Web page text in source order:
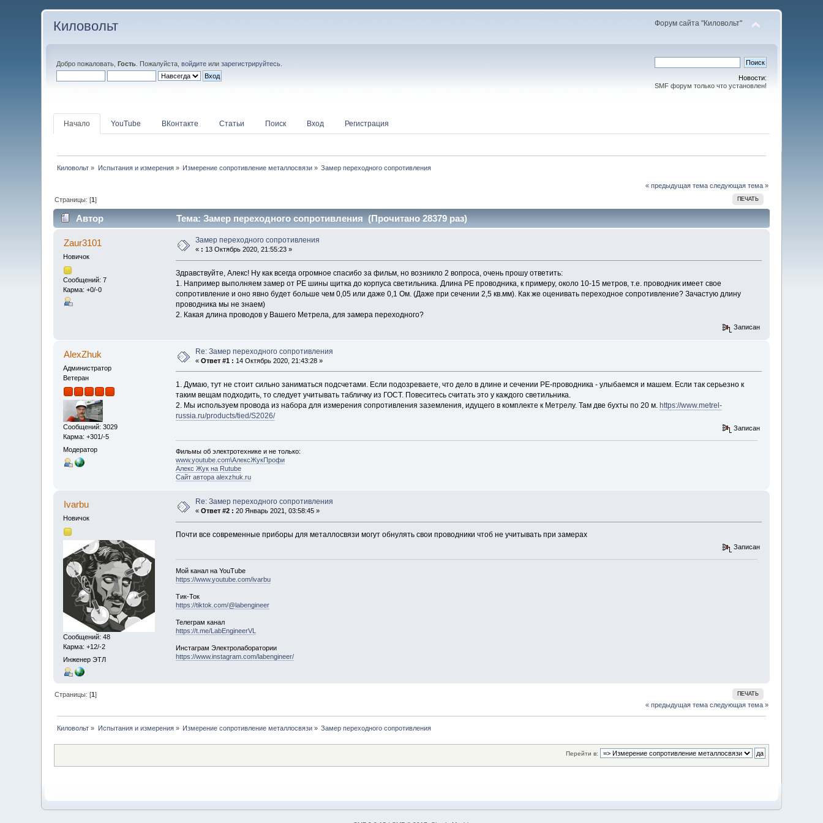
Киловольт Форум сайта "Киловольт"
Добро пожаловать,Гость . Пожалуйста,войдите илизарегистрируйтесь
Новости:
SMF форум только что установлен!
Начало YouTube ВКонтакте Статьи Поиск Вход Регистрация
Киловольт » Испытания и измерения» Измерение сопротивление металлосвязи » Замер переходного сопротивления
« предыдущая тема следующая тема »
ПЕЧАТЬ
Страницы: [1]
Автор Тема: Замер переходного сопротивления (Прочитано 28379 раз)
Zaur3101
Новичок
Сообщений: 7
Карма: +0/-0
Замер переходного сопротивления
« : 13 Октябрь 2020, 21:55:23 »
Здравствуйте, Алекс! Ну как всегда огромное спасибо за фильм, но возникло 2 вопроса, очень прошу ответить:
1. Например выполняем замер от РЕ шины щитка до корпуса светильника. Длина РЕ проводника, к примеру, около 10-15 метров, т.е. проводник имеет свое
сопротивление и оно явно будет больше чем 0,05 или даже 0,1 Ом. (Даже при сечении 2,5 кв.мм). Как же оценивать переходное сопротивление? Зачастую длину
проводника мы не знаем)
2. Какая длина проводов у Вашего Метрела, для замера переходного?
Записан
AlexZhuk
Администратор
Ветеран
Сообщений: 3029
Карма: +301/-5
Модератор
Re: Замер переходного сопротивления
«Ответ #1 : 14 Октябрь 2020, 21:43:28 »
1. Думаю, тут не стоит сильно заниматься подсчетами. Если подозреваете, что дело в длине и сечении РЕ-проводника - улыбаемся и машем. Если так серьезно к
таким вещам подходить, то следует учитывать табличку из ГОСТ. Повеситесь считать это у каждого светильника.
2. Мы используем провода из набора для измерения сопротивления заземления, идущего в комплекте к Метрелу. Там две бухты по 20 м. https://www.metrel-
russia.ru/products/tied/S2026/
Записан
Фильмы об электротехнике и не только:
www.youtube.com\АлексЖукПрофи
Алекс Жук на Rutube
Сайт автора alexzhuk.ru
Ivarbu
Новичок
Сообщений: 48
Карма: +12/-2
Инженер ЭТЛ
Re: Замер переходного сопротивления
«Ответ #2 : 20 Январь 2021, 03:58:45 »
Почти все современные приборы для металлосвязи могут обнулять свои проводники чтоб не учитывать при замерах
Записан
Мой канал на YouTube
https://www.youtube.com/ivarbu
Тик-Ток
https://tiktok.com/@labengineer
Телеграм канал
https://t.me/LabEngineerVL
Инстаграм Электролаборатории
https://www.instagram.com/labengineer/
ПЕЧАТЬ
Страницы: [1]
« предыдущая тема следующая тема »
Киловольт » Испытания и измерения» Измерение сопротивление металлосвязи » Замер переходного сопротивления
Перейти в: